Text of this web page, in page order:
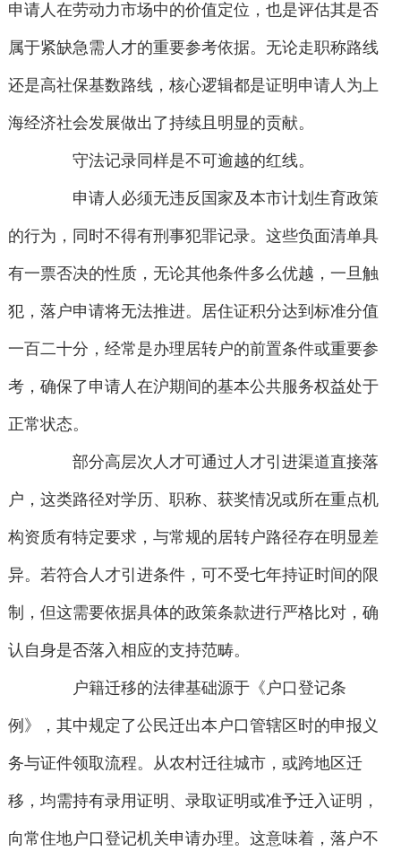
申请人在劳动力市场中的价值定位，也是评估其是否
属于紧缺急需人才的重要参考依据。无论走职称路线
还是高社保基数路线，核心逻辑都是证明申请人为上
海经济社会发展做出了持续且明显的贡献。
守法记录同样是不可逾越的红线。
申请人必须无违反国家及本市计划生育政策
的行为，同时不得有刑事犯罪记录。这些负面清单具
有一票否决的性质，无论其他条件多么优越，一旦触
犯，落户申请将无法推进。居住证积分达到标准分值
一百二十分，经常是办理居转户的前置条件或重要参
考，确保了申请人在沪期间的基本公共服务权益处于
正常状态。
部分高层次人才可通过人才引进渠道直接落
户，这类路径对学历、职称、获奖情况或所在重点机
构资质有特定要求，与常规的居转户路径存在明显差
异。若符合人才引进条件，可不受七年持证时间的限
制，但这需要依据具体的政策条款进行严格比对，确
认自身是否落入相应的支持范畴。
户籍迁移的法律基础源于《户口登记条
例》，其中规定了公民迁出本户口管辖区时的申报义
务与证件领取流程。从农村迁往城市，或跨地区迁
移，均需持有录用证明、录取证明或准予迁入证明，
向常住地户口登记机关申请办理。这意味着，落户不